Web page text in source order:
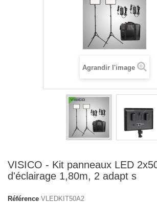
Agrandir l'image
VISICO - Kit panneaux LED
d'éclairage 1,80m, 2 adapt s
Référence VLEDKIT50A2